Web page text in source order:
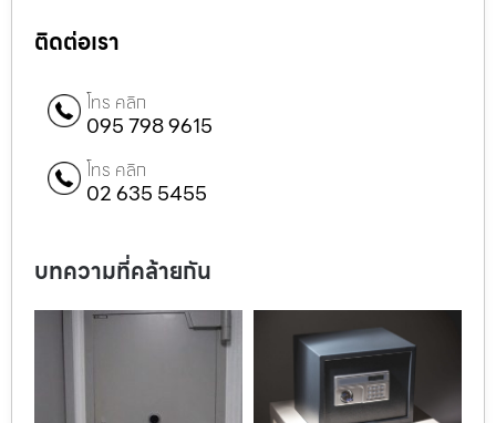
ติดต่อเรา
โทร คลิก
095 798 9615
โทร คลิก
02 635 5455
บทความที่คล้ายกัน